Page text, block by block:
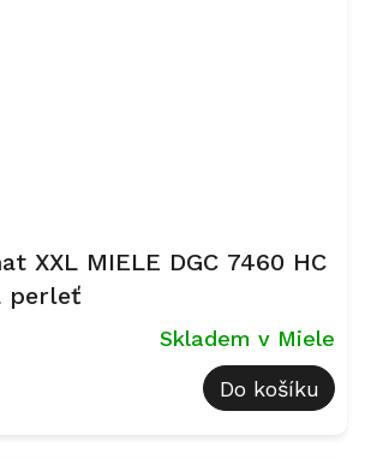
XXL MIELE DGC 7460 HC
perleť
Skladem v Miele
Do košíku